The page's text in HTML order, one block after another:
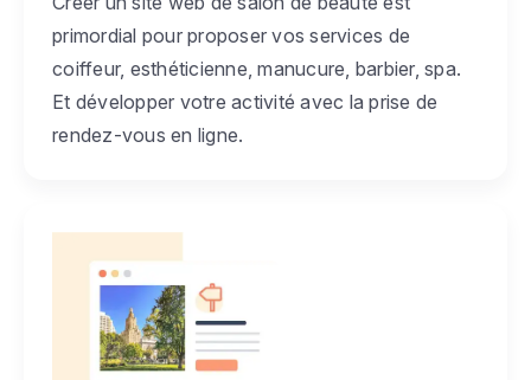
primordial pour proposer vos services de
coiffeur, esthéticienne, manucure, barbier, spa.
Et développer votre activité avec la prise de
rendez-vous en ligne.